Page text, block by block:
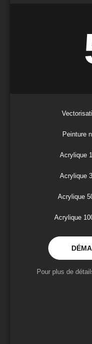
Peinture
Acrylique
Acrylique
Acrylique
Acrylique
Pour plus de